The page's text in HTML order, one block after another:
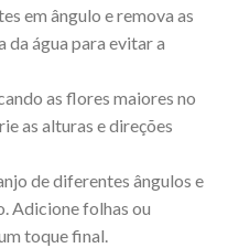
em ângulo e remova as
da água para evitar a
as flores maiores no
as alturas e direções
de diferentes ângulos e
Adicione folhas ou
toque final.